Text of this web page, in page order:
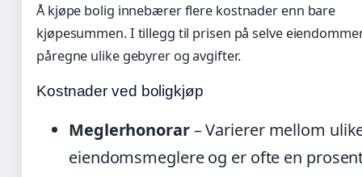
Å kjøpe bolig innebærer flere kostnader enn bare
kjøpesummen. I tillegg til prisen på selve
påregne ulike gebyrer og avgifter.
Kostnader ved boligkjøp
Meglerhonorar– Varierer mellom
eiendomsmeglere og er ofte en